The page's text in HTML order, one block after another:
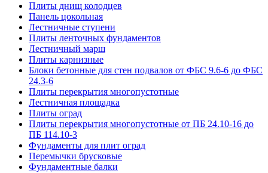
Плиты днищ колодцев
Панель цокольная
Лестничные ступени
Плиты ленточных фундаментов
Лестничный марш
Плиты карнизные
Блоки бетонные для стен подвалов от ФБС 9.6-6 до ФБС
24.3-6
Плиты перекрытия многопустотные
Лестничная площадка
Плиты оград
Плиты перекрытия многопустотные от ПБ 24.10-16 до
ПБ 114.10-3
Фундаменты для плит оград
Перемычки брусковые
Фундаментные балки